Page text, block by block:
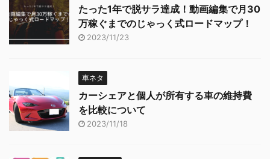
たった1年で脱サラ達成！動画編集で月30
万稼ぐまでのじゃっく式ロードマップ！
2023/11/23
車ネタ
カーシェアと個人が所有する車の維持費
を比較について
2023/11/18